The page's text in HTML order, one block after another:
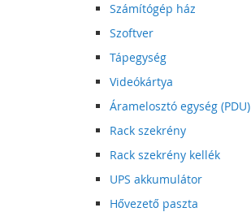
Számítógép ház
Szoftver
Tápegység
Videókártya
Áramelosztó egység (PDU)
Rack szekrény
Rack szekrény kellék
UPS akkumulátor
Hővezető paszta